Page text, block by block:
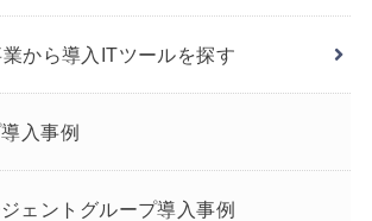
から導入ITツールを探す
入事例
ェントグループ導入事例